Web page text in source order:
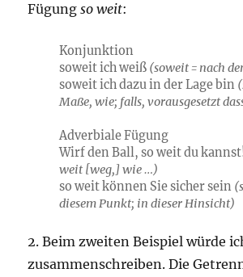
Fügungso weit:
Konjunktion
soweit ich weiß (soweit = nach
soweit ich dazu in der Lage bin
Maße, wie; falls, vorausgesetzt
Adverbiale Fügung
Wirf den Ball, so weit du
weit [weg,] wie …)
so weit können Sie sicher sein
diesem Punkt; in dieser Hinsicht)
2. Beim zweiten Beispiel würde
zusammenschreiben. Die